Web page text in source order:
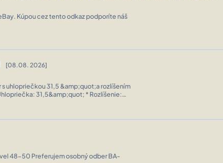
Kúpou cez tento odkaz podporíte náš
[08.08. 2026]
uhlopriečkou 31,5 &amp;quot;a rozlíšením
BA-